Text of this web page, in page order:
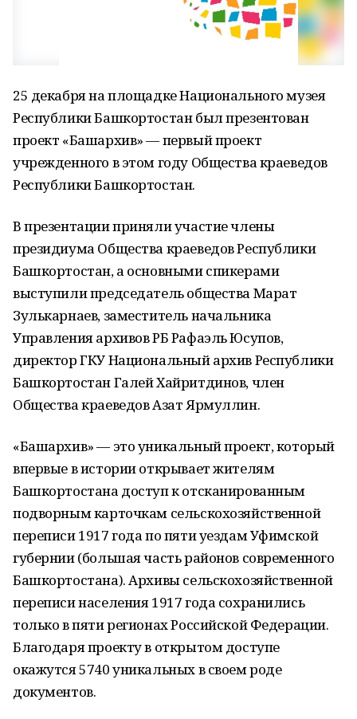
25 декабря на площадке Национального музея
Республики Башкортостан был презентован
проект «Башархив» — первый проект
учрежденного в этом году Общества краеведов
Республики Башкортостан.
В презентации приняли участие члены
президиума Общества краеведов Республики
Башкортостан, а основными спикерами
выступили председатель общества Марат
Зулькарнаев, заместитель начальника
Управления архивов РБ Рафаэль Юсупов,
директор ГКУ Национальный архив Республики
Башкортостан Галей Хайритдинов, член
Общества краеведов Азат Ярмуллин.
«Башархив» — это уникальный проект, который
впервые в истории открывает жителям
Башкортостана доступ к отсканированным
подворным карточкам сельскохозяйственной
переписи 1917 года по пяти уездам Уфимской
губернии (большая часть районов современного
Башкортостана). Архивы сельскохозяйственной
переписи населения 1917 года сохранились
только в пяти регионах Российской Федерации.
Благодаря проекту в открытом доступе
окажутся 5740 уникальных в своем роде
документов.